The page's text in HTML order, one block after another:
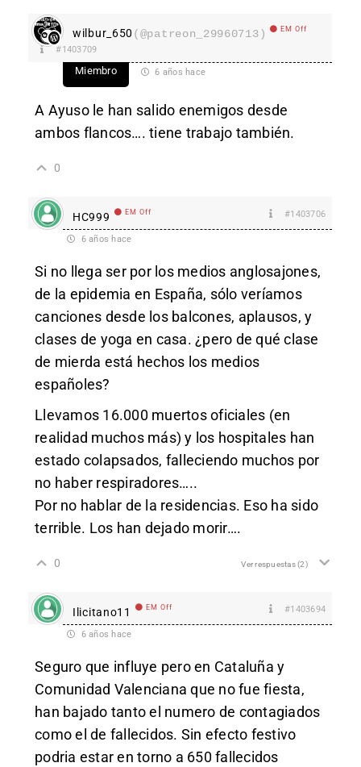
wilbur_650 (@patreon_29960713) EM Off
#1403709
Miembro 6 años hace
A Ayuso le han salido enemigos desde
ambos flancos…. tiene trabajo también.
0
HC999 EM Off #1403706
6 años hace
Si no llega ser por los medios anglosajones,
de la epidemia en España, sólo veríamos
canciones desde los balcones, aplausos, y
clases de yoga en casa. ¿pero de qué clase
de mierda está hechos los medios
españoles?
Llevamos 16.000 muertos oficiales (en
realidad muchos más) y los hospitales han
estado colapsados, falleciendo muchos por
no haber respiradores…..
Por no hablar de la residencias. Eso ha sido
terrible. Los han dejado morir….
0 Ver respuestas(2)
Ilicitano11 EM Off #1403694
6 años hace
Seguro que influye pero en Cataluña y
Comunidad Valenciana que no fue fiesta,
han bajado tanto el numero de contagiados
como el de fallecidos. Sin efecto festivo
podria estar en torno a 650 fallecidos